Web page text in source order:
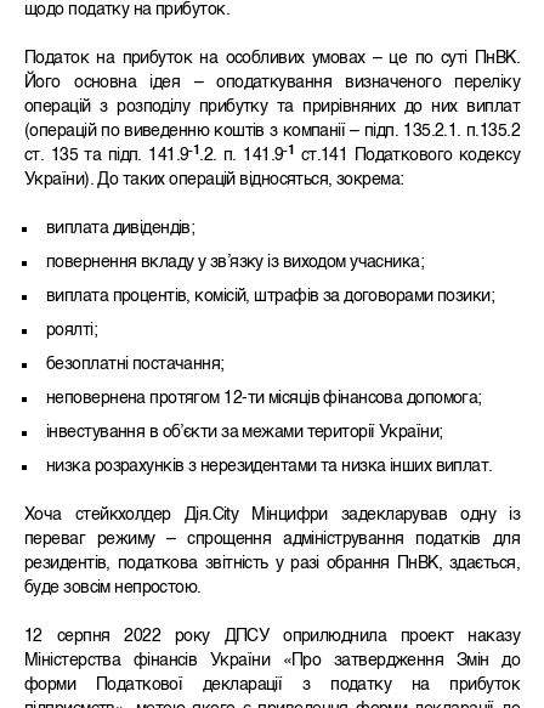
щодо податку на прибуток.
Податок на прибуток на особливих умовах – це по суті ПнВК.
Його основна ідея – оподаткування визначеного переліку
операцій з розподілу прибутку та прирівняних до них виплат
(операцій по виведенню коштів з компанії – підп. 135.2.1. п.135.2
ст. 135 та підп. 141.9-1 .2. п. 141.9-1
ст.141 Податкового кодексу
України). До таких операцій відносяться, зокрема:
виплата дивідендів;
повернення вкладу у зв’язку із виходом учасника;
виплата процентів, комісій, штрафів за договорами позики;
роялті;
безоплатні постачання;
неповернена протягом 12-ти місяців фінансова допомога;
інвестування в об’єкти за межами території України;
низка розрахунків з нерезидентами та низка інших виплат.
Хоча стейкхолдер Дія.City Мінцифри задекларував одну із
переваг режиму – спрощення адміністрування податків для
резидентів, податкова звітність у разі обрання ПнВК, здається,
буде зовсім непростою.
12 серпня 2022 року ДПСУ оприлюднила проект наказу
Міністерства фінансів України «Про затвердження Змін до
форми Податкової декларації з податку на прибуток